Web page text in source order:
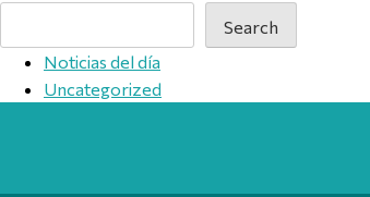
Search
Noticias del día
Uncategorized